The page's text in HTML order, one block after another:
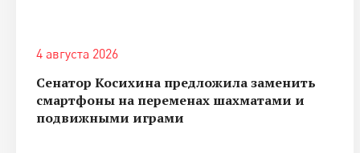
4 августа 2026
Сенатор Косихина предложила заменить
смартфоны на переменах шахматами и
подвижными играми